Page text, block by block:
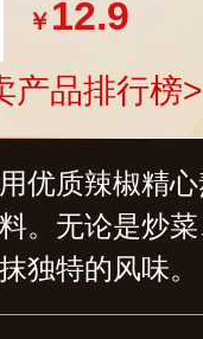
￥ 12.9
产品排行榜>
优质辣椒精
。无论是炒
独特的风味。